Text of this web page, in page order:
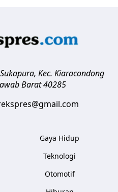
Kec. Kiaracondong
Barat 40285
Gaya Hidup
Teknologi
Otomotif